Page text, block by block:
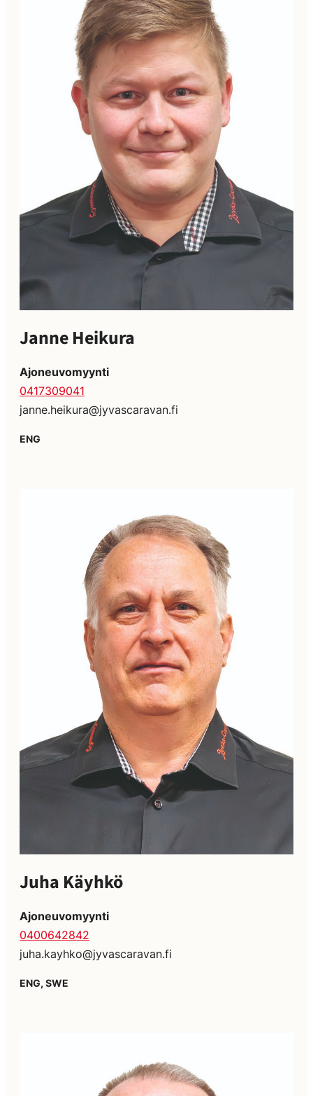
Janne Heikura
Ajoneuvomyynti
0417309041
janne.heikura@jyvascaravan.fi
ENG
Juha Käyhkö
Ajoneuvomyynti
0400642842
juha.kayhko@jyvascaravan.fi
ENG, SWE